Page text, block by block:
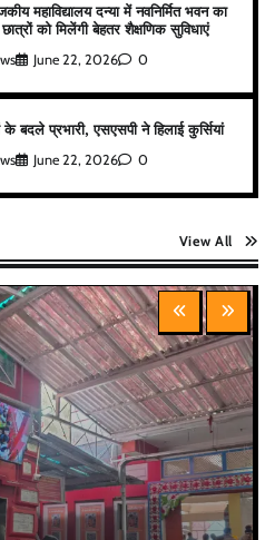
महाविद्यालय दन्या में नवनिर्मित भवन का
को मिलेंगी बेहतर शैक्षणिक सुविधाएं
June 22, 2026 0
के बदले प्रभारी, एसएसपी ने हिलाई कुर्सियां
June 22, 2026 0
View All